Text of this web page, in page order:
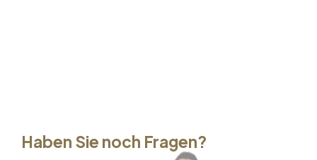
Haben Sie noch Fragen?